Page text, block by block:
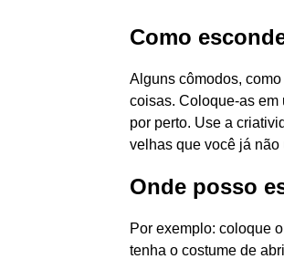
Como
Alguns cômodos,
coisas. Coloque-as em
por perto. Use a
velhas que você já não
Onde posso
Por exemplo: coloque
tenha o costume de